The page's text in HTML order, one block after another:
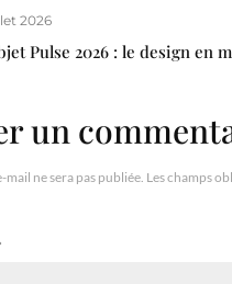
2026
Pulse 2026 : le design en
un
mail ne sera pas publiée. Les champs